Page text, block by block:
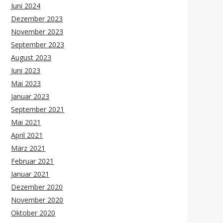
Juni 2024
Dezember 2023
November 2023
September 2023
August 2023
Juni 2023
Mai 2023
Januar 2023
September 2021
Mai 2021
April 2021
März 2021
Februar 2021
Januar 2021
Dezember 2020
November 2020
Oktober 2020